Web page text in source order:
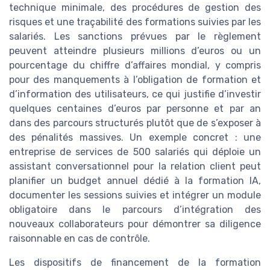
technique minimale, des procédures de gestion des
risques et une traçabilité des formations suivies par les
salariés. Les sanctions prévues par le règlement
peuvent atteindre plusieurs millions d’euros ou un
pourcentage du chiffre d’affaires mondial, y compris
pour des manquements à l’obligation de formation et
d’information des utilisateurs, ce qui justifie d’investir
quelques centaines d’euros par personne et par an
dans des parcours structurés plutôt que de s’exposer à
des pénalités massives. Un exemple concret : une
entreprise de services de 500 salariés qui déploie un
assistant conversationnel pour la relation client peut
planifier un budget annuel dédié à la formation IA,
documenter les sessions suivies et intégrer un module
obligatoire dans le parcours d’intégration des
nouveaux collaborateurs pour démontrer sa diligence
raisonnable en cas de contrôle.
Les dispositifs de financement de la formation